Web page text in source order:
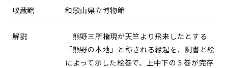
収蔵館 和歌山県立博物館
解説
熊野三所権現が天竺より飛来したとする
「熊野の本地」と称される縁起を、詞書と絵
によって示した絵巻で、上中下の３巻が完存